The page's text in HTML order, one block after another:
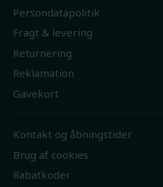
Persondatapolitik
Fragt & levering
Returnering
Reklamation
Gavekort
Kontakt og åbningstider
Brug af cookies
Rabatkoder